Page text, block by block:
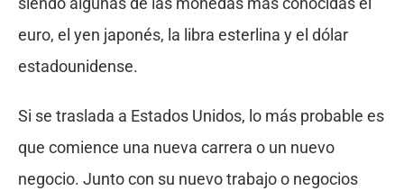
euro, el yen japonés, la libra esterlina y el dólar
estadounidense.
Si se traslada a Estados Unidos, lo más probable es
que comience una nueva carrera o un nuevo
negocio. Junto con su nuevo trabajo o negocios